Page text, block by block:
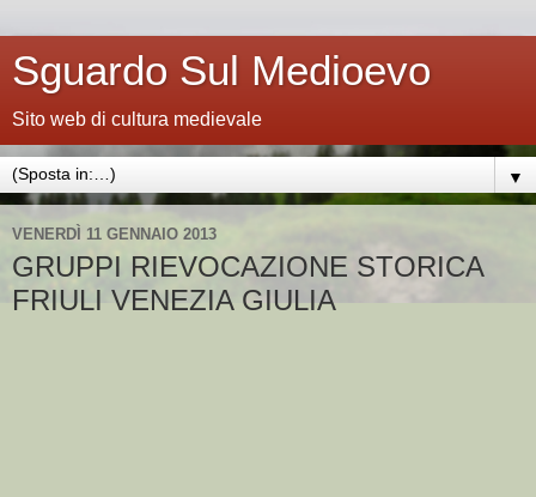
Sguardo Sul Medioevo
Sito web di cultura medievale
▼
VENERDÌ 11 GENNAIO 2013
GRUPPI RIEVOCAZIONE STORICA
FRIULI VENEZIA GIULIA